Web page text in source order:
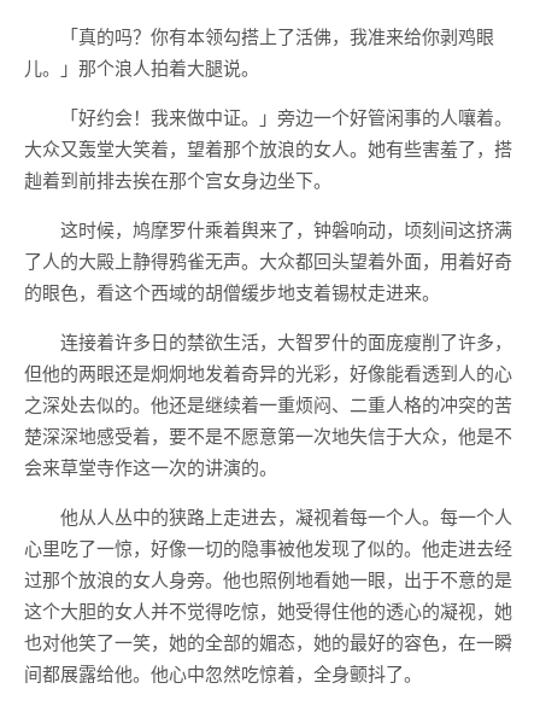
「真的吗？你有本领勾搭上了活佛，我准来给你剥鸡眼
儿。」那个浪人拍着大腿说。
「好约会！我来做中证。」旁边一个好管闲事的人嚷着。
大众又轰堂大笑着，望着那个放浪的女人。她有些害羞了，搭
赸着到前排去挨在那个宫女身边坐下。
这时候，鸠摩罗什乘着舆来了，钟磐响动，顷刻间这挤满
了人的大殿上静得鸦雀无声。大众都回头望着外面，用着好奇
的眼色，看这个西域的胡僧缓步地支着锡杖走进来。
连接着许多日的禁欲生活，大智罗什的面庞瘦削了许多，
但他的两眼还是炯炯地发着奇异的光彩，好像能看透到人的心
之深处去似的。他还是继续着一重烦闷、二重人格的冲突的苦
楚深深地感受着，要不是不愿意第一次地失信于大众，他是不
会来草堂寺作这一次的讲演的。
他从人丛中的狭路上走进去，凝视着每一个人。每一个人
心里吃了一惊，好像一切的隐事被他发现了似的。他走进去经
过那个放浪的女人身旁。他也照例地看她一眼，出于不意的是
这个大胆的女人并不觉得吃惊，她受得住他的透心的凝视，她
也对他笑了一笑，她的全部的媚态，她的最好的容色，在一瞬
间都展露给他。他心中忽然吃惊着，全身颤抖了。